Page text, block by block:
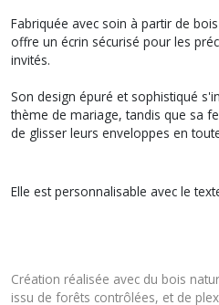
Fabriquée avec soin à partir de
offre un écrin sécurisé pour les
invités.
Son design épuré et sophistiqué
thème de mariage, tandis que sa
de glisser leurs enveloppes en
Elle est personnalisable avec le
Création réalisée avec du bois
issu de forêts contrôlées, et de